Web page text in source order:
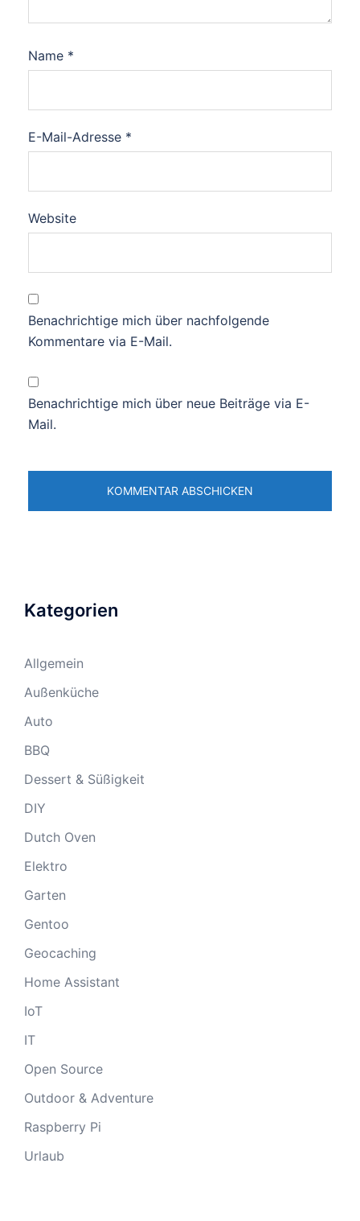
Name *
E-Mail-Adresse *
Website
Benachrichtige mich über nachfolgende
Kommentare via E-Mail.
Benachrichtige mich über neue Beiträge via E-
Mail.
Kategorien
Allgemein
Außenküche
Auto
BBQ
Dessert & Süßigkeit
DIY
Dutch Oven
Elektro
Garten
Gentoo
Geocaching
Home Assistant
IoT
IT
Open Source
Outdoor & Adventure
Raspberry Pi
Urlaub